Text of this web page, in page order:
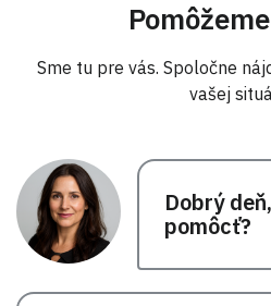
Sme tu pre vás. Spoločne
vašej
Dobrý
pomôcť?